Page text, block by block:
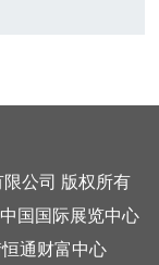
限公司 版权所有
国国际展览中心
通财富中心